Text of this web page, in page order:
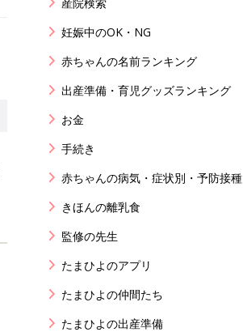
妊娠中のOK・NG
赤ちゃんの名前ランキング
出産準備・育児グッズランキング
お金
手続き
赤ちゃんの病気・症状別・予防接種
きほんの離乳食
監修の先生
たまひよのアプリ
たまひよの仲間たち
たまひよの出産準備